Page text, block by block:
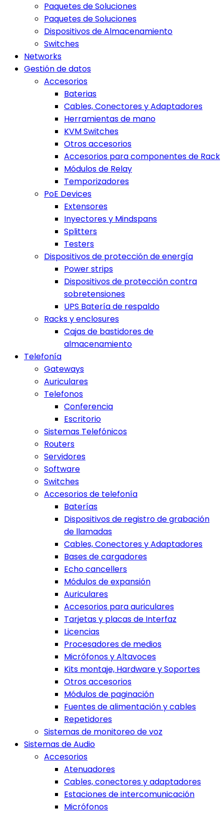
Paquetes de Soluciones
Paquetes de Soluciones
Dispositivos de Almacenamiento
Switches
Networks
Gestión de datos
Accesorios
Baterias
Cables, Conectores y Adaptadores
Herramientas de mano
KVM Switches
Otros accesorios
Accesorios para componentes de Rack
Módulos de Relay
Temporizadores
PoE Devices
Extensores
Inyectores y Mindspans
Splitters
Testers
Dispositivos de protección de energía
Power strips
Dispositivos de protección contra
sobretensiones
UPS Batería de respaldo
Racks y enclosures
Cajas de bastidores de
almacenamiento
Telefonía
Gateways
Auriculares
Telefonos
Conferencia
Escritorio
Sistemas Telefónicos
Routers
Servidores
Software
Switches
Accesorios de telefonía
Baterías
Dispositivos de registro de grabación
de llamadas
Cables, Conectores y Adaptadores
Bases de cargadores
Echo cancellers
Módulos de expansión
Auriculares
Accesorios para auriculares
Tarjetas y placas de Interfaz
Licencias
Procesadores de medios
Micrófonos y Altavoces
Kits montaje, Hardware y Soportes
Otros accesorios
Módulos de paginación
Fuentes de alimentación y cables
Repetidores
Sistemas de monitoreo de voz
Sistemas de Audio
Accesorios
Atenuadores
Cables, conectores y adaptadores
Estaciones de intercomunicación
Micrófonos